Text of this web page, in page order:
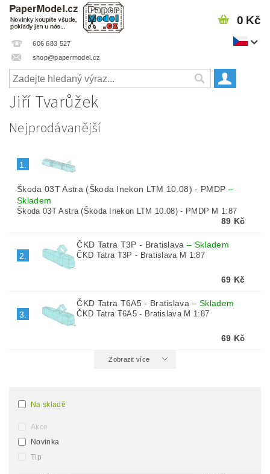
606 683 527
shop@papermodel.cz
0 Kč
Jiří Tvarůžek
Nejprodávanější
1.
Škoda 03T Astra (Škoda Inekon LTM 10.08) - PMDP –
Skladem
Škoda 03T Astra (Škoda Inekon LTM 10.08) - PMDP M 1:87
89 Kč
2.
ČKD Tatra T3P - Bratislava– Skladem
ČKD Tatra T3P - Bratislava M 1:87
69 Kč
3.
ČKD Tatra T6A5 - Bratislava–Skladem
ČKD Tatra T6A5 - Bratislava M 1:87
69 Kč
Zobrazit více
Na skladě
Akce
Novinka
Tip